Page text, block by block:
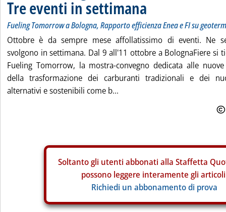
Tre eventi in settimana
Fueling Tomorrow a Bologna, Rapporto efficienza Enea e FI su
Ottobre è da sempre mese affollatissimo di eventi. Ne
svolgono in settimana. Dal 9 all'11 ottobre a BolognaFiere si
Fueling Tomorrow, la mostra-convegno dedicata alle
della trasformazione dei carburanti tradizionali e dei
alternativi e sostenibili come b...
Soltanto gli utenti abbonati alla Staffetta
possono leggere interamente gli
Richiedi un abbonamento di prova